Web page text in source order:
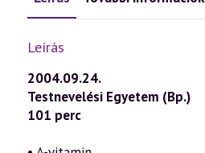
Leírás
2004.09.24.
Testnevelési Egyetem (Bp.)
101 perc